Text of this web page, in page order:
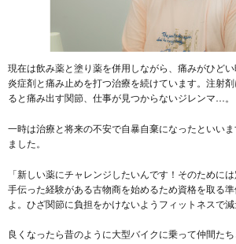
現在は飲み薬と塗り薬を併用しながら、痛みがひど
炎症剤と痛み止めを打つ治療を続けています。注射
ると痛み出す関節、仕事が見つからないジレンマ…。
一時は治療と将来の不安で自暴自棄になったといい
ました。
「新しい薬にチャレンジしたいんです！そのために
手伝った経験がある古物商を始めるため資格を取る
よ。ひざ関節に負担をかけないようフィットネスで減
良くなったら昔のように大型バイクに乗って仲間た